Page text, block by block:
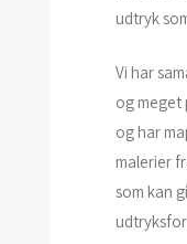
udtryk
Vi har
og meget
og har
malerier
som kan